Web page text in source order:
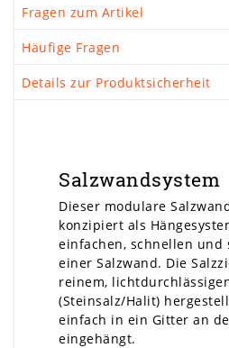
Fragen zum Artikel
Häufige Fragen
Details zur Produktsicherheit
Salzwandsystem
Dieser modulare
konzipiert als
einfachen, schnellen und
einer Salzwand. Die
reinem,
(Steinsalz/Halit)
einfach in ein Gitter an
eingehängt.